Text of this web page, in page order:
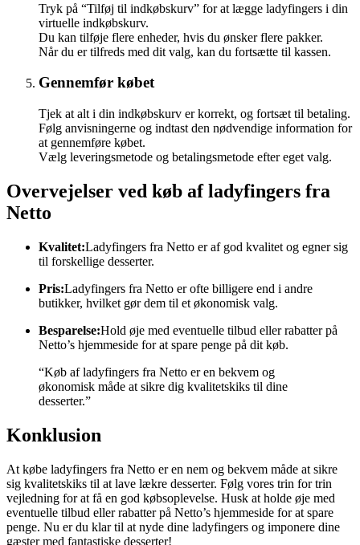
Tryk på “Tilføj til indkøbskurv” for at lægge ladyfingers i din
virtuelle indkøbskurv.
Du kan tilføje flere enheder, hvis du ønsker flere pakker.
Når du er tilfreds med dit valg, kan du fortsætte til kassen.
Gennemfør købet
Tjek at alt i din indkøbskurv er korrekt, og fortsæt til betaling.
Følg anvisningerne og indtast den nødvendige information for
at gennemføre købet.
Vælg leveringsmetode og betalingsmetode efter eget valg.
Overvejelser ved køb af ladyfingers fra
Netto
Kvalitet:Ladyfingers fra Netto er af god kvalitet og egner sig
til forskellige desserter.
Pris:Ladyfingers fra Netto er ofte billigere end i andre
butikker, hvilket gør dem til et økonomisk valg.
Besparelse:Hold øje med eventuelle tilbud eller rabatter på
Netto’s hjemmeside for at spare penge på dit køb.
“Køb af ladyfingers fra Netto er en bekvem og
økonomisk måde at sikre dig kvalitetskiks til dine
desserter.”
Konklusion
At købe ladyfingers fra Netto er en nem og bekvem måde at sikre
sig kvalitetskiks til at lave lækre desserter. Følg vores trin for trin
vejledning for at få en god købsoplevelse. Husk at holde øje med
eventuelle tilbud eller rabatter på Netto’s hjemmeside for at spare
penge. Nu er du klar til at nyde dine ladyfingers og imponere dine
gæster med fantastiske desserter!